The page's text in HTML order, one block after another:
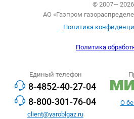
© 2007— 2026
АО «Газпром
Политика
Политика
Единый телефон
8-4852-40-27-04
8-800-301-76-04
client@yaroblgaz.ru
О